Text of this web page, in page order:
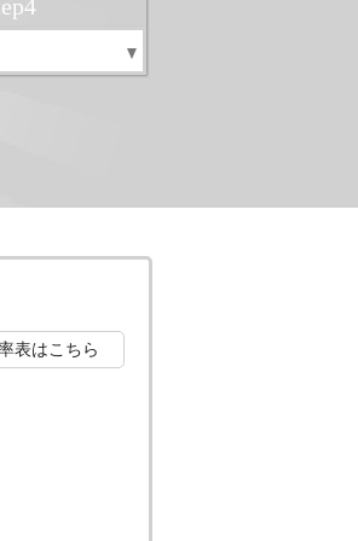
4
表はこちら